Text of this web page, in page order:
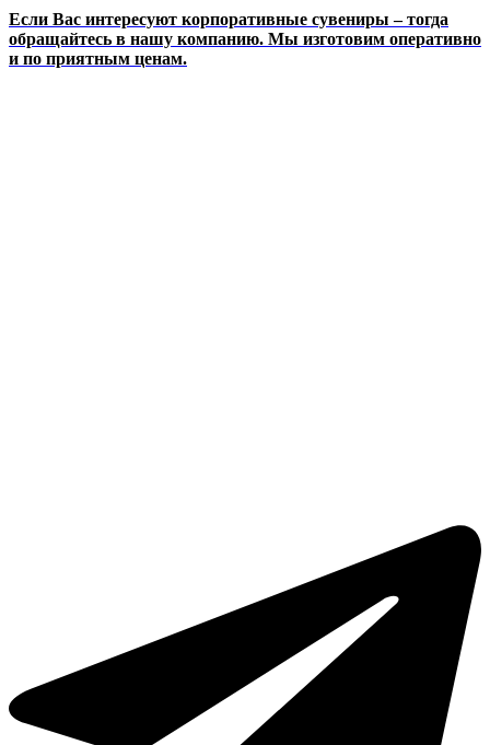
Если Вас интересуют корпоративные сувениры – тогда
обращайтесь в нашу компанию. Мы изготовим оперативно
и по приятным ценам.